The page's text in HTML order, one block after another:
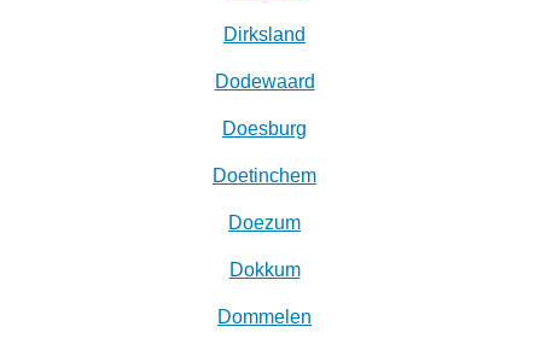
Dirksland
Dodewaard
Doesburg
Doetinchem
Doezum
Dokkum
Dommelen